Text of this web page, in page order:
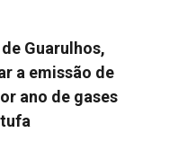
Guarulhos,
a emissão de
ano de gases